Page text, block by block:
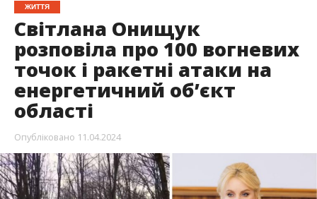
ЖИТТЯ
Світлана Онищук
розповіла про 100 вогневих
точок і ракетні атаки на
енергетичний об’єкт
області
Опубліковано 11.04.2024